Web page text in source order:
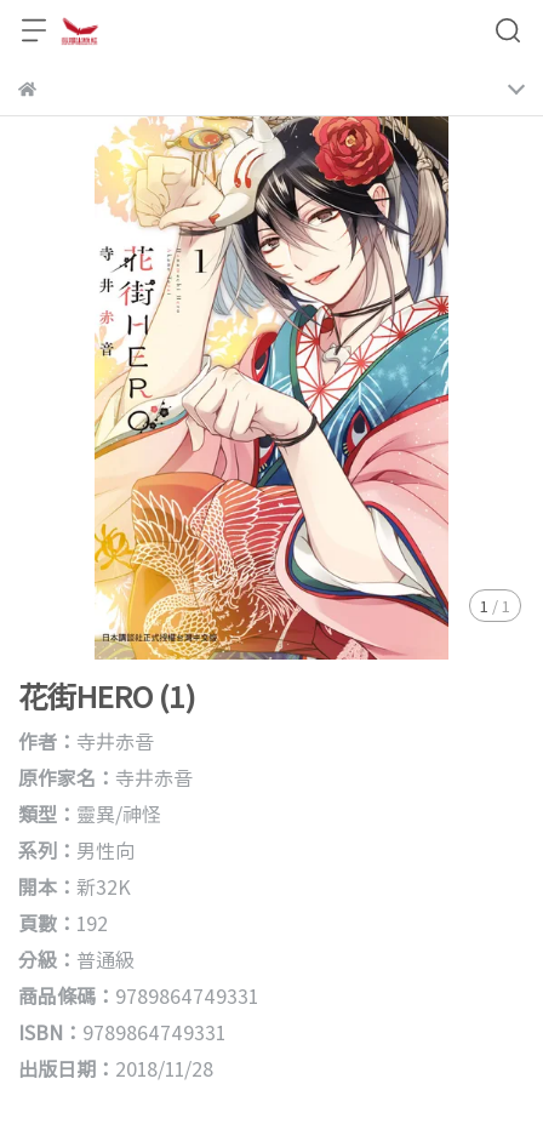
1 / 1
花街HERO (1)
作者： 寺井赤音
原作家名： 寺井赤音
類型： 靈異/神怪
系列： 男性向
開本： 新32K
頁數： 192
分級： 普通級
商品條碼： 9789864749331
ISBN： 9789864749331
出版日期： 2018/11/28